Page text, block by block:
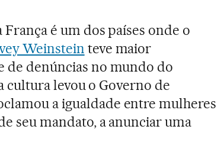
França é um dos países onde o
Weinstein teve maior
de denúncias no mundo do
cultura levou o Governo de
a igualdade entre mulheres
seu mandato, a anunciar uma